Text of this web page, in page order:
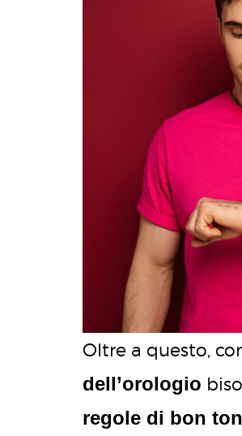
Oltre a questo,
dell’orologio
regole di bon ton